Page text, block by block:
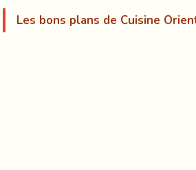
Les bons plans de Cuisine